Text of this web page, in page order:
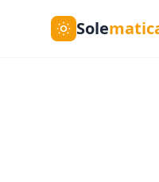
Sole